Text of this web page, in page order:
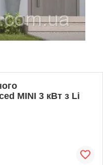
MINI 3 кВт з Li